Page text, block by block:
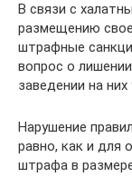
В связи с
размещению
штрафные
вопрос о
заведении на
Нарушение
равно, как и для
штрафа в